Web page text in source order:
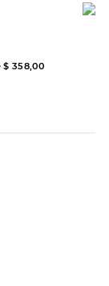
$ 358,00